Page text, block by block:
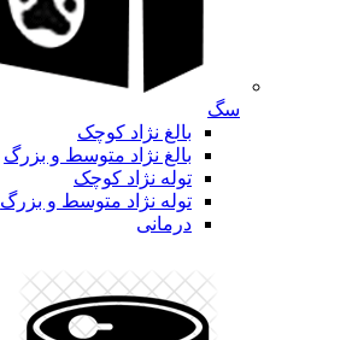
سگ
بالغ نژاد کوچک
بالغ نژاد متوسط و بزرگ
توله نژاد کوچک
توله نژاد متوسط و بزرگ
درمانی